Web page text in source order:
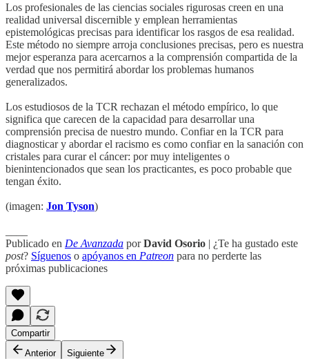
Los profesionales de las ciencias sociales rigurosas creen en una
realidad universal discernible y emplean herramientas
epistemológicas precisas para identificar los rasgos de esa realidad.
Este método no siempre arroja conclusiones precisas, pero es nuestra
mejor esperanza para acercarnos a la comprensión compartida de la
verdad que nos permitirá abordar los problemas humanos
generalizados.
Los estudiosos de la TCR rechazan el método empírico, lo que
significa que carecen de la capacidad para desarrollar una
comprensión precisa de nuestro mundo. Confiar en la TCR para
diagnosticar y abordar el racismo es como confiar en la sanación con
cristales para curar el cáncer: por muy inteligentes o
bienintencionados que sean los practicantes, es poco probable que
tengan éxito.
(imagen: Jon Tyson)
Publicado en De Avanzada porDavid Osorio | ¿Te ha gustado este
post? Síguenos o apóyanos en Patreon para no perderte las
próximas publicaciones
Compartir
Anterior
Siguiente